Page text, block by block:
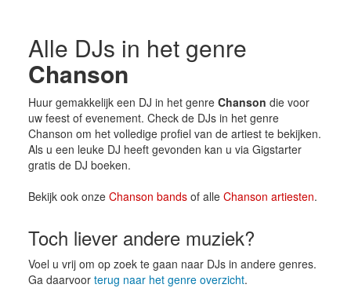
Alle DJs in het genre
Chanson
Huur gemakkelijk een DJ in het genre Chanson die voor
uw feest of evenement. Check de DJs in het genre
Chanson om het volledige profiel van de artiest te bekijken.
Als u een leuke DJ heeft gevonden kan u via Gigstarter
gratis de DJ boeken.
Bekijk ook onze Chanson bandsof alle Chanson artiesten.
Toch liever andere muziek?
Voel u vrij om op zoek te gaan naar DJs in andere genres.
Ga daarvoor terug naar het genre overzicht.